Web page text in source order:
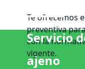
Te ofrecemos
preventiva
con la
vigente.
Servicio
ajeno